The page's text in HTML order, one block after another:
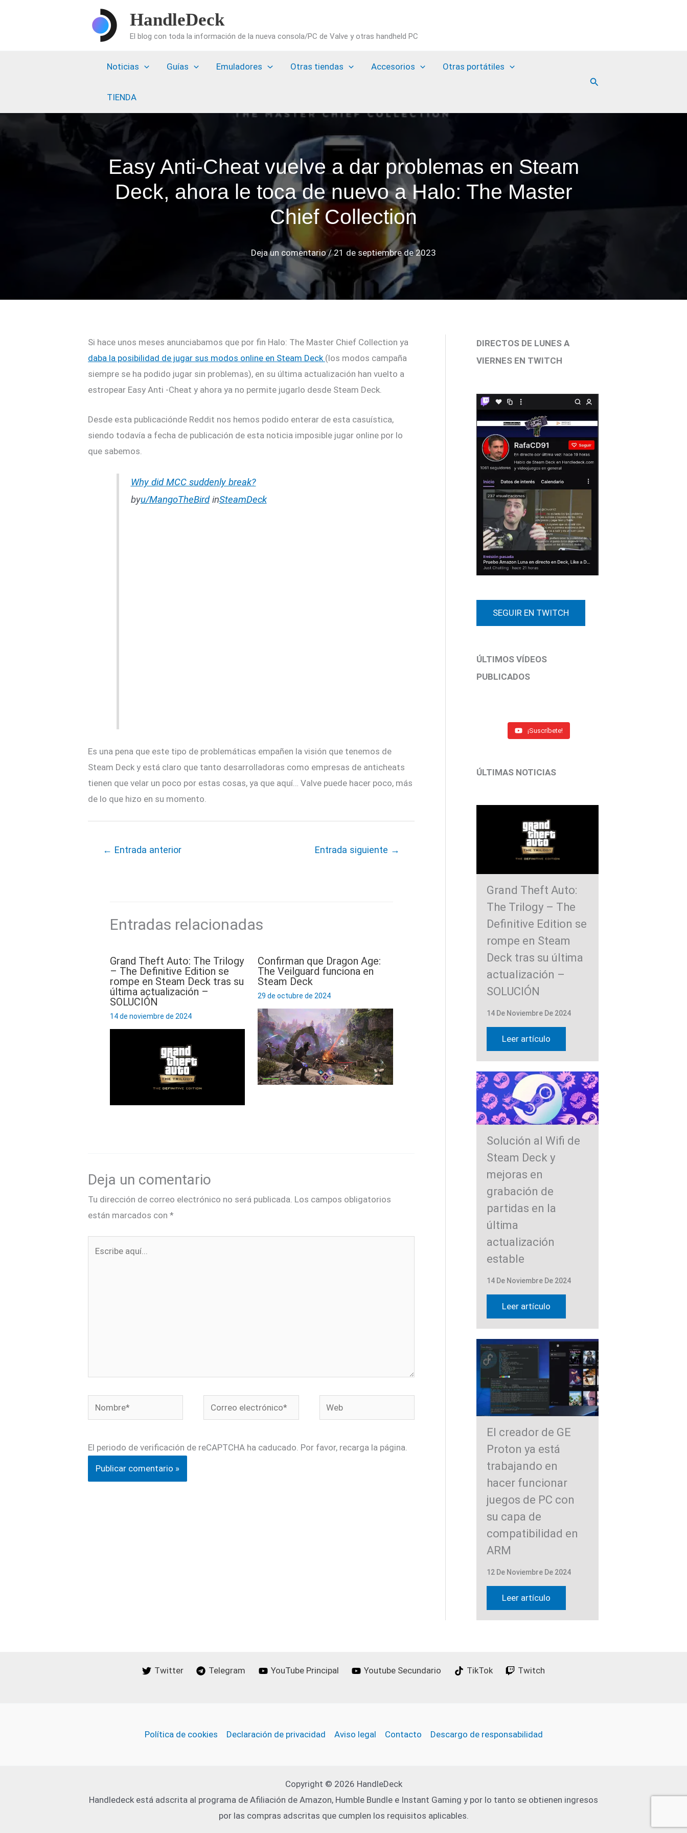
HandleDeck
El blog con toda la información de la nueva consola/PC de Valve y otras handheld PC
Noticias Guías Emuladores Otras tiendas Accesorios Otras portátiles
TIENDA
Buscar
Easy Anti-Cheat vuelve a dar problemas en Steam
Deck, ahora le toca de nuevo a Halo: The Master
Chief Collection
Deja un comentario /21 de septiembre de 2023
Si hace unos meses anunciabamos que por fin Halo: The Master Chief Collection ya
daba la posibilidad de jugar sus modos online en Steam Deck (los modos campaña
siempre se ha podido jugar sin problemas), en su última actualización han vuelto a
estropear Easy Anti -Cheat y ahora ya no permite jugarlo desde Steam Deck.
Desde esta publicaciónde Reddit nos hemos podido enterar de esta casuística,
siendo todavía a fecha de publicación de esta noticia imposible jugar online por lo
que sabemos.
Why did MCC suddenly break?
byu/MangoTheBirdinSteamDeck
Es una pena que este tipo de problemáticas empañen la visión que tenemos de
Steam Deck y está claro que tanto desarrolladoras como empresas de anticheats
tienen que velar un poco por estas cosas, ya que aquí… Valve puede hacer poco, más
de lo que hizo en su momento.
← Entrada anterior Entrada siguiente →
Entradas relacionadas
Grand Theft Auto: The Trilogy
– The Definitive Edition se
rompe en Steam Deck tras su
última actualización –
SOLUCIÓN
14 de noviembre de 2024
Confirman que Dragon Age:
The Veilguard funciona en
Steam Deck
29 de octubre de 2024
Deja un comentario
Tu dirección de correo electrónico no será publicada. Los campos obligatorios
están marcados con *
Nombre*
Correo
electrónico*
Web
El periodo de verificación de reCAPTCHA ha caducado. Por favor, recarga la página.
DIRECTOS DE LUNES A
VIERNES EN TWITCH
SEGUIR EN TWITCH
ÚLTIMOS VÍDEOS
PUBLICADOS
¡Suscríbete!
ÚLTIMAS NOTICIAS
Grand Theft Auto:
The Trilogy – The
Definitive Edition se
rompe en Steam
Deck tras su última
actualización –
SOLUCIÓN
14 De Noviembre De 2024
Leer artículo
Solución al Wifi de
Steam Deck y
mejoras en
grabación de
partidas en la
última
actualización
estable
14 De Noviembre De 2024
Leer artículo
El creador de GE
Proton ya está
trabajando en
hacer funcionar
juegos de PC con
su capa de
compatibilidad en
ARM
12 De Noviembre De 2024
Leer artículo
Twitter Telegram YouTube Principal Youtube Secundario TikTok Twitch
Política de cookies Declaración de privacidad Aviso legal Contacto Descargo de responsabilidad
Copyright © 2026 HandleDeck
Handledeck está adscrita al programa de Afiliación de Amazon, Humble Bundle e Instant Gaming y por lo tanto se obtienen ingresos
por las compras adscritas que cumplen los requisitos aplicables.